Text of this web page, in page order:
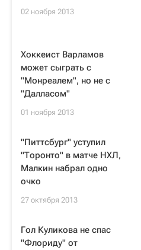
02 ноября 2013
Хоккеист Варламов
может сыграть с
"Монреалем", но не с
"Далласом"
01 ноября 2013
"Питтсбург" уступил
"Торонто" в матче НХЛ,
Малкин набрал одно
очко
27 октября 2013
Гол Куликова не спас
"Флориду" от